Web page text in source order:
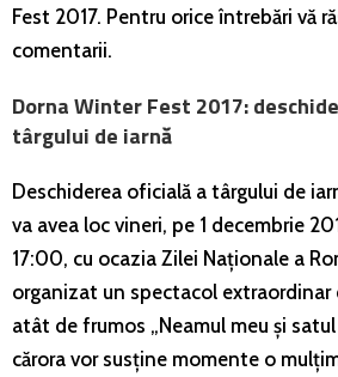
Fest 2017. Pentru orice întrebări vă
comentarii.
Dorna Winter Fest 2017:
târgului de iarnă
Deschiderea oficială a târgului de
va avea loc vineri, pe 1 decembrie
17:00, cu ocazia Zilei Naționale a
organizat un spectacol
atât de frumos „Neamul meu și satul
cărora vor susține momente o